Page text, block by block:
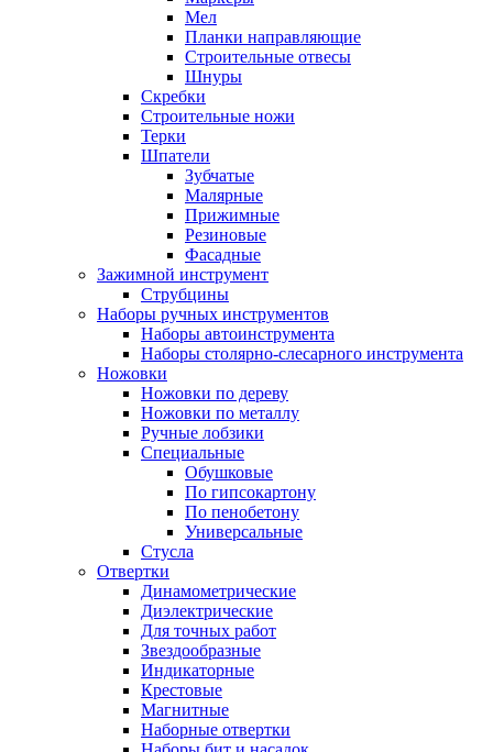
Мел
Планки направляющие
Строительные отвесы
Шнуры
Скребки
Строительные ножи
Терки
Шпатели
Зубчатые
Малярные
Прижимные
Резиновые
Фасадные
Зажимной инструмент
Струбцины
Наборы ручных инструментов
Наборы автоинструмента
Наборы столярно-слесарного инструмента
Ножовки
Ножовки по дереву
Ножовки по металлу
Ручные лобзики
Специальные
Обушковые
По гипсокартону
По пенобетону
Универсальные
Стусла
Отвертки
Динамометрические
Диэлектрические
Для точных работ
Звездообразные
Индикаторные
Крестовые
Магнитные
Наборные отвертки